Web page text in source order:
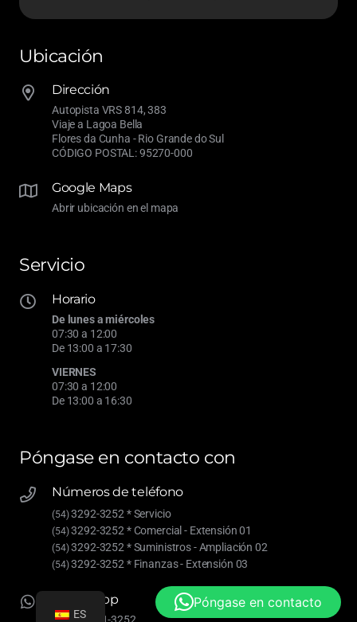
Ubicación
Dirección
Autopista VRS 814, 383
Viaje a Lagoa Bella
Flores da Cunha -Rio Grande do Sul
CÓDIGO POSTAL: 95270-000
Google Maps
Abrir ubicación en el mapa
Servicio
Horario
De lunes a miércoles
07:30 a 12:00
De 13:00 a 17:30
VIERNES
07:30 a 12:00
De 13:00 a 16:30
Póngase en contacto con
Números de teléfono
(54)3292-3252 * Servicio
(54)3292-3252 * Comercial - Extensión 01
(54)3292-3252 * Suministros - Ampliación 02
(54)3292-3252 * Finanzas - Extensión 03
WhatsApp
ES
Póngase en contacto